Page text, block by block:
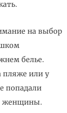
на выбор
белье.
пляже или у
попадали
женщины.